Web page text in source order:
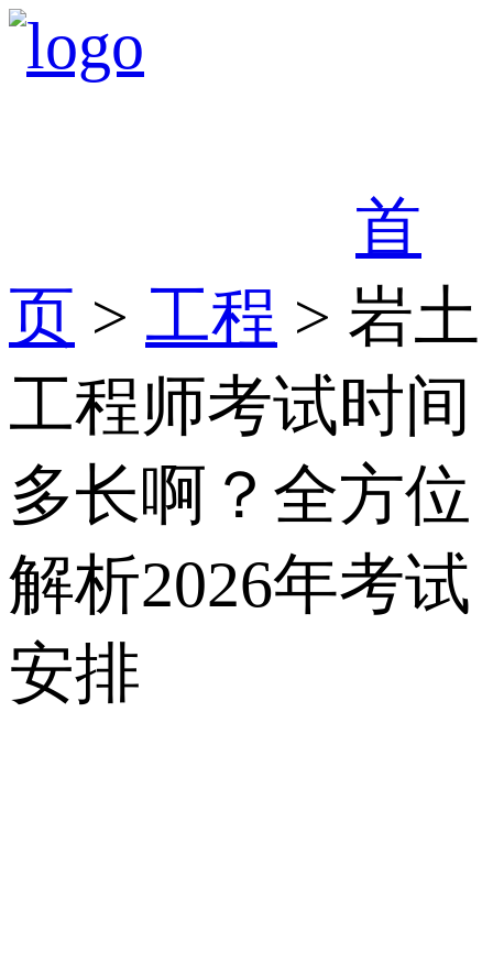
首
页 > 工程 > 岩土
工程师考试时间
多长啊？全方位
解析2026年考试
安排